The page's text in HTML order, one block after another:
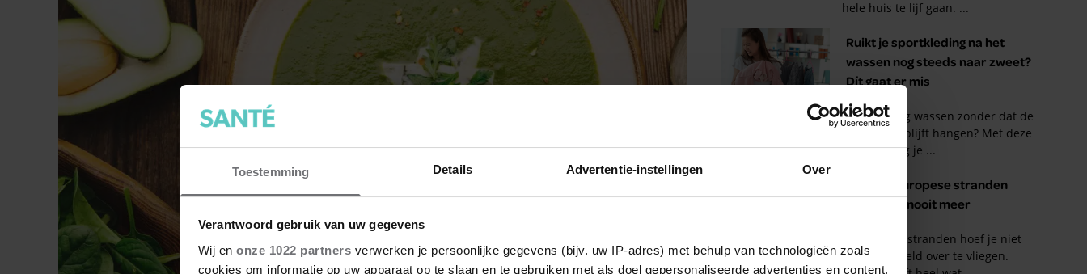
Toestemming Details Advertentie-instellingen Over
Verantwoord gebruik van uw gegevens
Wij en onze 1022 partners verwerken je persoonlijke gegevens (bijv. uw IP-adres) met behulp van technologieën zoals
cookies om informatie op uw apparaat op te slaan en te gebruiken met als doel gepersonaliseerde advertenties en content,